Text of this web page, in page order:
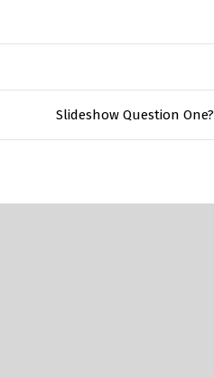
Slideshow Question One?